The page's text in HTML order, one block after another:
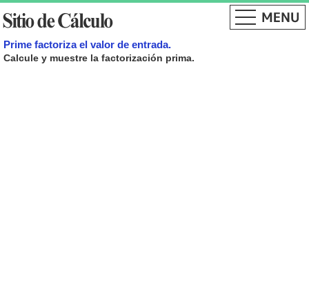
Prime factoriza el valor de entrada.
Calcule y muestre la factorización prima.